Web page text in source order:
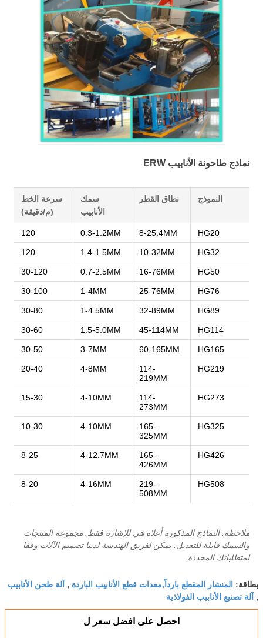
نماذج طاحونة الأنابيب ERW
النموذج نطاق القطر
سمك
الأنابيب
سرعة الخط
(م/دقيقة)
HG20
8-25.4MM
0.3-1.2MM
120
HG32
10-32MM
1.4-1.5MM
120
HG50
16-76MM
0.7-2.5MM
30-120
HG76
25-76MM
1-4MM
30-100
HG89
32-89MM
1-4.5MM
30-80
HG114
45-114MM
1.5-5.0MM
30-60
HG165
60-165MM
3-7MM
30-50
HG219
114-
219MM
4-8MM
20-40
HG273
114-
273MM
4-10MM
15-30
HG325
165-
325MM
4-10MM
10-30
HG426
165-
426MM
4-12.7MM
8-25
HG508
219-
508MM
4-16MM
8-20
ملاحظة: النماذج المذكورة أعلاه هي للإشارة فقط. مجموعة المنتجات
والسمك قابلة للتعديل. يمكن لفريق الهندسة لدينا تصميم الآلات وفقا
لمتطلباتك المحددة.
بطاقة: المنشار المقطع بارداً,معدات قطع الأنابيب الباردة , آلة طحن الأنابيب
, آلة تصنيع الأنابيب الفولاذية
احصل على افضل سعر ل